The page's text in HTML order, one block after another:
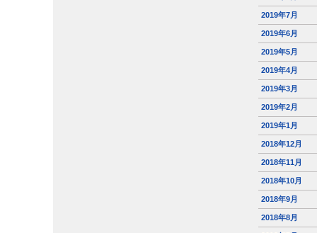
2019年7月
2019年6月
2019年5月
2019年4月
2019年3月
2019年2月
2019年1月
2018年12月
2018年11月
2018年10月
2018年9月
2018年8月